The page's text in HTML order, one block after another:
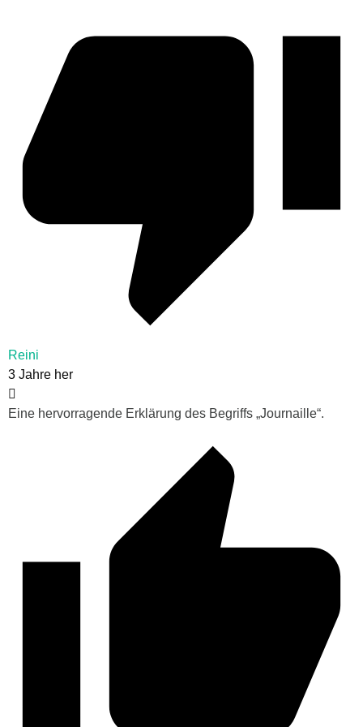
Reini
3 Jahre her
Eine hervorragende Erklärung des Begriffs „Journaille“.